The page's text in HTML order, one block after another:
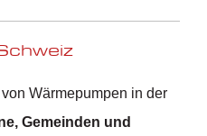
Wärmepumpen in der
Gemeinden und